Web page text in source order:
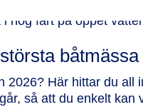
båtmässa
2026? Här hittar du all
så att du enkelt kan